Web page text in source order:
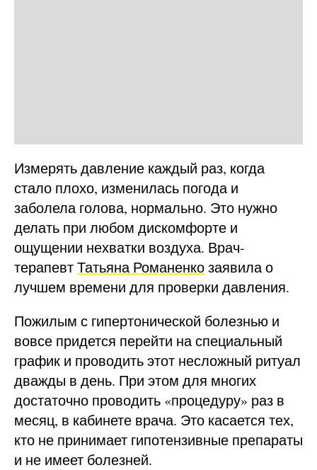
Измерять давление каждый раз, когда
стало плохо, изменилась погода и
заболела голова, нормально. Это нужно
делать при любом дискомфорте и
ощущении нехватки воздуха. Врач-
терапевтТатьяна Романенкозаявила о
лучшем времени для проверки давления.
Пожилым с гипертонической болезнью и
вовсе придется перейти на специальный
график и проводить этот несложный ритуал
дважды в день. При этом для многих
достаточно проводить «процедуру» раз в
месяц, в кабинете врача. Это касается тех,
кто не принимает гипотензивные препараты
и не имеет болезней.